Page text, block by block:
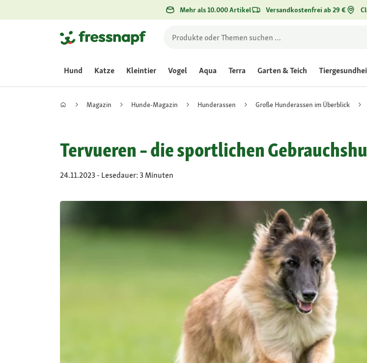
Mehr als 10.000 Artikel Versandkostenfrei ab 29 €
Hund Katze Kleintier Vogel Aqua Terra Garten & Teich
Magazin Hunde-Magazin Hunderassen Große Hunderassen im Überblick
Tervueren – die sportlichen
24.11.2023 - Lesedauer: 3 Minuten